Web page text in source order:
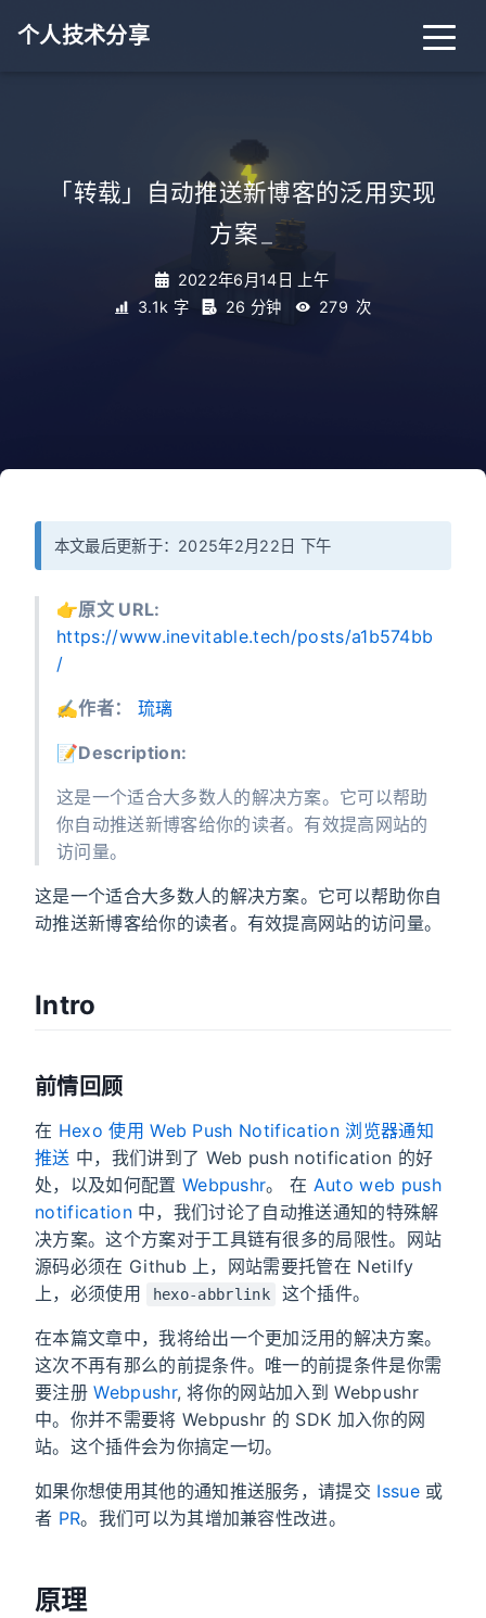
个人技术分享
关于
「转载」自动推送新博客的泛用实现
方案
2022年6月14日 上午
3.1k 字
26 分钟 279 次
本文最后更新于：2025年2月22日 下午
👉️原文 URL:
https://www.inevitable.tech/posts/a1b574bb
/
✍️作者： 琉璃
📝Description:
这是一个适合大多数人的解决方案。它可以帮助
你自动推送新博客给你的读者。有效提高网站的
访问量。
这是一个适合大多数人的解决方案。它可以帮助你自
动推送新博客给你的读者。有效提高网站的访问量。
Intro
前情回顾
在 Hexo 使用 Web Push Notification 浏览器通知
推送 中，我们讲到了 Web push notification 的好
处，以及如何配置 Webpushr。 在 Auto web push
notification中，我们讨论了自动推送通知的特殊解
决方案。这个方案对于工具链有很多的局限性。网站
源码必须在 Github 上，网站需要托管在 Netilfy
上，必须使用
hexo-abbrlink 这个插件。
在本篇文章中，我将给出一个更加泛用的解决方案。
这次不再有那么的前提条件。唯一的前提条件是你需
要注册Webpushr, 将你的网站加入到 Webpushr
中。你并不需要将 Webpushr 的 SDK 加入你的网
站。这个插件会为你搞定一切。
如果你想使用其他的通知推送服务，请提交 Issue 或
者 PR。我们可以为其增加兼容性改进。
原理